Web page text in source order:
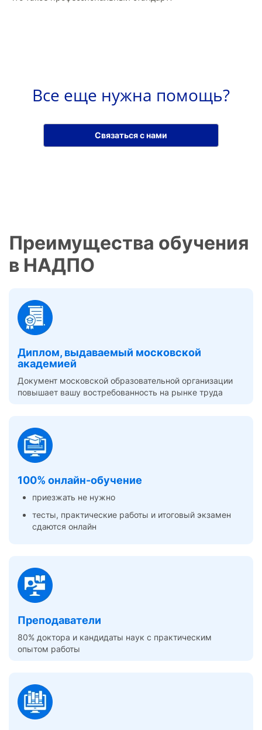
Все еще нужна помощь?
Связаться с нами
Преимущества обучения
в НАДПО
Диплом, выдаваемый московской
академией
Документ московской образовательной организации
повышает вашу востребованность на рынке труда
100% онлайн-обучение
приезжать не нужно
тесты, практические работы и итоговый экзамен
сдаются онлайн
Преподаватели
80% доктора и кандидаты наук с практическим
опытом работы